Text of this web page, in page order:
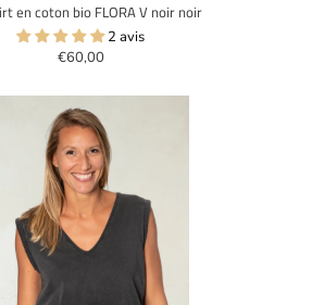
en coton bio FLORA V noir noir
2 avis
€60,00